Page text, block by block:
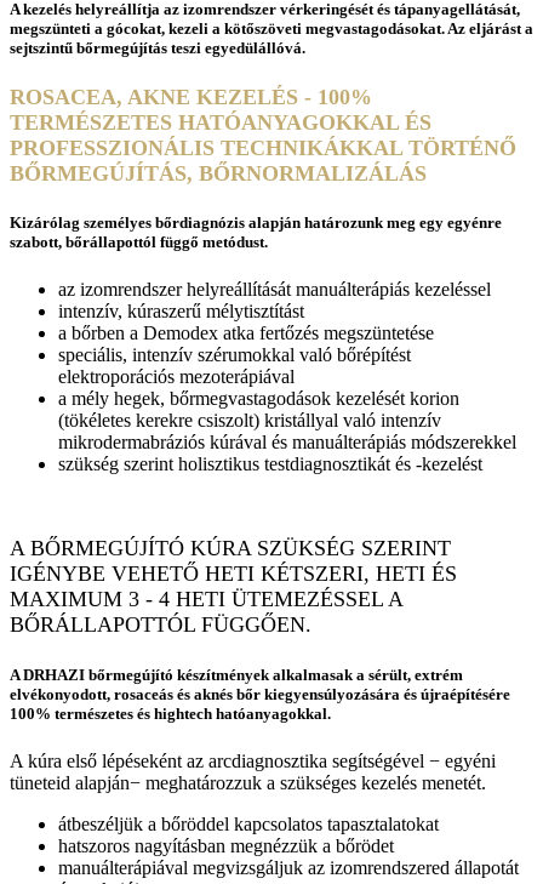
A kezelés helyreállítja az izomrendszer vérkeringését és tápanyagellátását,
megszünteti a gócokat, kezeli a kötőszöveti megvastagodásokat. Az eljárást a
sejtszintű bőrmegújítás teszi egyedülállóvá.
ROSACEA, AKNE KEZELÉS - 100%
TERMÉSZETES HATÓANYAGOKKAL ÉS
PROFESSZIONÁLIS TECHNIKÁKKAL TÖRTÉNŐ
BŐRMEGÚJÍTÁS, BŐRNORMALIZÁLÁS
Kizárólag személyes bőrdiagnózis alapján határozunk meg egy egyénre
szabott, bőrállapottól függő metódust.
az izomrendszer helyreállítását manuálterápiás kezeléssel
intenzív, kúraszerű mélytisztítást
a bőrben a Demodex atka fertőzés megszüntetése
speciális, intenzív szérumokkal való bőrépítést
elektroporációs mezoterápiával
a mély hegek, bőrmegvastagodások kezelését korion
(tökéletes kerekre csiszolt) kristállyal való intenzív
mikrodermabráziós kúrával és manuálterápiás módszerekkel
szükség szerint holisztikus testdiagnosztikát és -kezelést
A BŐRMEGÚJÍTÓ KÚRA SZÜKSÉG SZERINT
IGÉNYBE VEHETŐ HETI KÉTSZERI, HETI ÉS
MAXIMUM 3 - 4 HETI ÜTEMEZÉSSEL A
BŐRÁLLAPOTTÓL FÜGGŐEN.
A DRHAZI bőrmegújító készítmények alkalmasak a sérült, extrém
elvékonyodott, rosaceás és aknés bőr kiegyensúlyozására és újraépítésére
100% természetes és hightech hatóanyagokkal.
A kúra első lépéseként az arcdiagnosztika segítségével − egyéni
tüneteid alapján− meghatározzuk a szükséges kezelés menetét.
átbeszéljük a bőröddel kapcsolatos tapasztalatokat
hatszoros nagyításban megnézzük a bőrödet
manuálterápiával megvizsgáljuk az izomrendszered állapotát